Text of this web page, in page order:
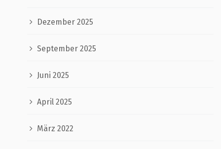
Dezember 2025
September 2025
Juni 2025
April 2025
März 2022